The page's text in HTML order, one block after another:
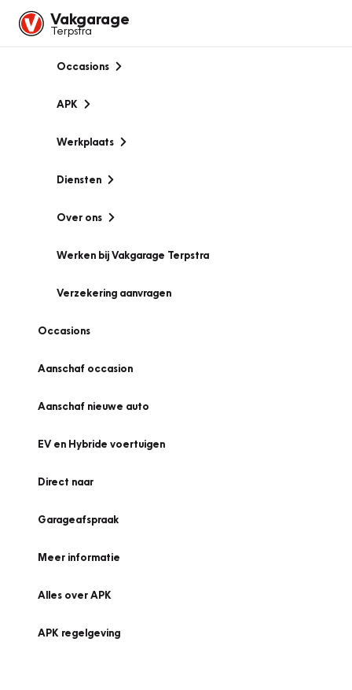
Vakgarage
Terpstra
Occasions
APK
Werkplaats
Diensten
Over ons
Werken bij Vakgarage Terpstra
Verzekering aanvragen
Occasions
Aanschaf occasion
Aanschaf nieuwe auto
EV en Hybride voertuigen
Direct naar
Garageafspraak
Meer informatie
Alles over APK
APK regelgeving